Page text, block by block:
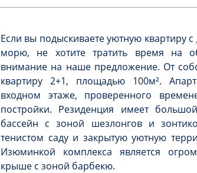
Если вы подыскиваете уютную квартиру
морю, не хотите тратить время на
внимание на наше предложение. От
квартиру 2+1, площадью 100м².
входном этаже, проверенного
постройки. Резиденция имеет
бассейн с зоной шезлонгов и
тенистом саду и закрытую уютную
Изюминкой комплекса является
крыше с зоной барбекю.